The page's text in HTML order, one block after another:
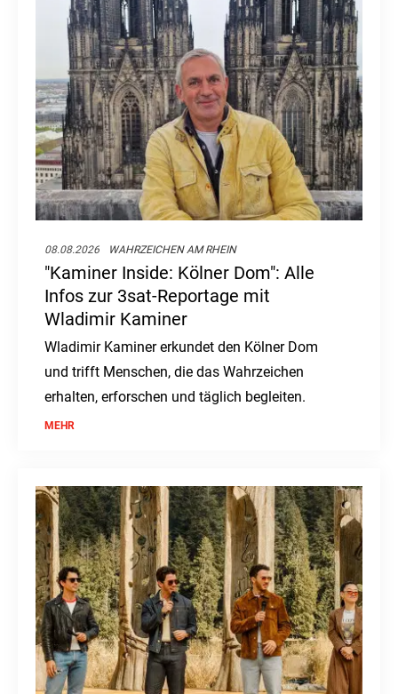
08.08.2026 WAHRZEICHEN AM RHEIN
"Kaminer Inside: Kölner Dom": Alle
Infos zur 3sat-Reportage mit
Wladimir Kaminer
Wladimir Kaminer erkundet den Kölner Dom
und trifft Menschen, die das Wahrzeichen
erhalten, erforschen und täglich begleiten.
MEHR